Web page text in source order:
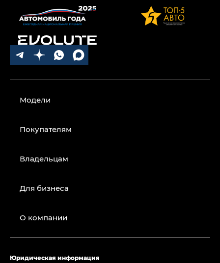
Модели
Покупателям
Владельцам
Для бизнеса
О компании
Юридическая информация